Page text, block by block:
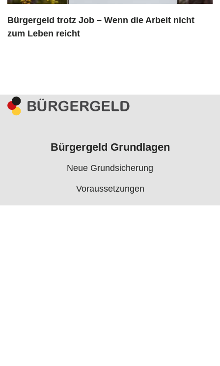
Bürgergeld trotz Job – Wenn die Arbeit nicht
zum Leben reicht
Bürgergeld Grundlagen
Neue Grundsicherung
Voraussetzungen